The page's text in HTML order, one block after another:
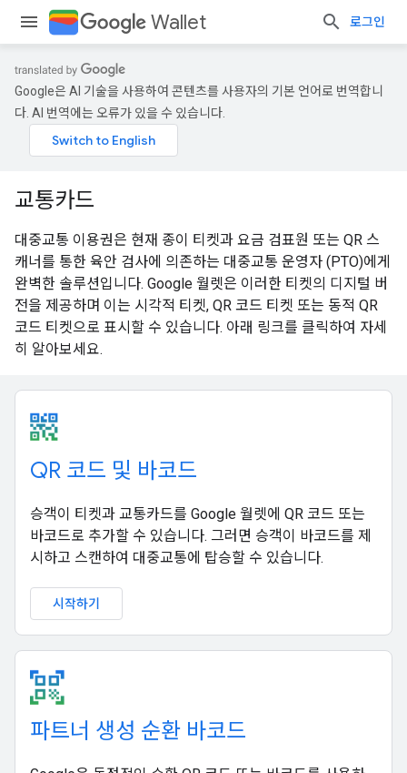
Wallet 로그인
Google은 AI 기술을 사용하여 콘텐츠를 사용자의 기본 언어로 번역합니
다. AI 번역에는 오류가 있을 수 있습니다.
교통카드
대중교통 이용권은 현재 종이 티켓과 요금 검표원 또는 QR 스
캐너를 통한 육안 검사에 의존하는 대중교통 운영자 (PTO)에게
완벽한 솔루션입니다. Google 월렛은 이러한 티켓의 디지털 버
전을 제공하며 이는 시각적 티켓, QR 코드 티켓 또는 동적 QR
코드 티켓으로 표시할 수 있습니다. 아래 링크를 클릭하여 자세
히 알아보세요.
QR 코드 및 바코드
승객이 티켓과 교통카드를 Google 월렛에 QR 코드 또는
바코드로 추가할 수 있습니다. 그러면 승객이 바코드를 제
시하고 스캔하여 대중교통에 탑승할 수 있습니다.
시작하기
파트너 생성 순환 바코드